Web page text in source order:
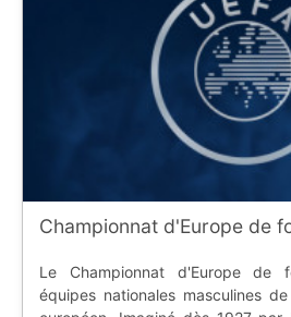
Championnat d'Europe de
Le Championnat d'Europe de
équipes nationales masculines